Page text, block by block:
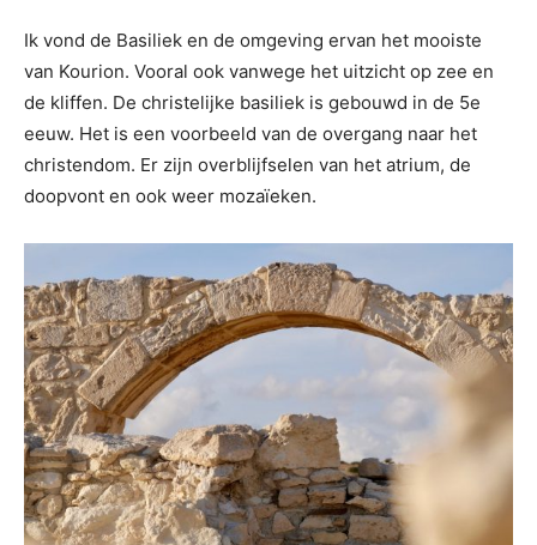
Ik vond de Basiliek en de omgeving ervan het mooiste
van Kourion. Vooral ook vanwege het uitzicht op zee en
de kliffen. De christelijke basiliek is gebouwd in de 5e
eeuw. Het is een voorbeeld van de overgang naar het
christendom. Er zijn overblijfselen van het atrium, de
doopvont en ook weer mozaïeken.